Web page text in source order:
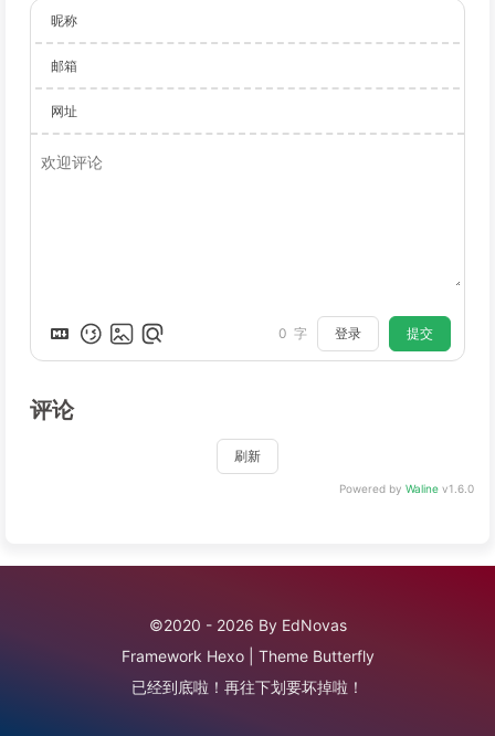
昵称
邮箱
网址
0 字 登录 提交
评论
刷新
Powered by Waline v1.6.0
©2020 - 2026 By EdNovas
Framework Hexo Theme Butterfly
已经到底啦！再往下划要坏掉啦！